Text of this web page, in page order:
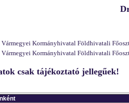
Vármegyei Kormányhivatal Földhivatali
Vármegyei Kormányhivatal Földhivatali
csak tájékoztató jellegűek!